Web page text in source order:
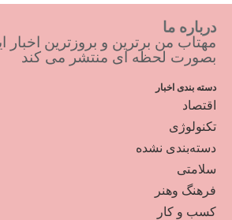
درباره ما
مهتاب من برترین و بروزترین اخبار
بصورت لحظه ای منتشر می کند
دسته بندی اخبار
اقتصاد
تکنولوژی
دسته‌بندی نشده
سلامتی
فرهنگ وهنر
کسب و کار